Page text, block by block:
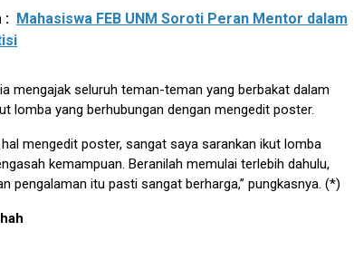
: Mahasiswa FEB UNM Soroti Peran Mentor dalam
mengajak seluruh teman-teman yang berbakat dalam
lomba yang berhubungan dengan mengedit poster.
mengedit poster, sangat saya sarankan ikut lomba
kemampuan. Beranilah memulai terlebih dahulu,
pengalaman itu pasti sangat berharga,” pungkasnya. (*)